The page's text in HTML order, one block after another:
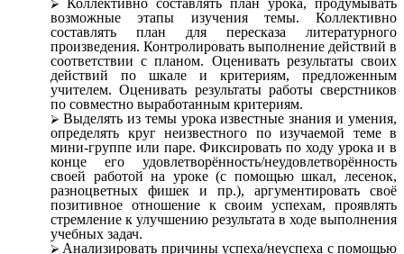
Коллективно составлять план урока, продумывать
возможные этапы изучения темы. Коллективно
составлять план для пересказа литературного
произведения. Контролировать выполнение действий в
соответствии с планом. Оценивать результаты своих
действий по шкале и критериям, предложенным
учителем. Оценивать результаты работы сверстников
по совместно выработанным критериям.
Выделять из темы урока известные знания и умения,
определять круг неизвестного по изучаемой теме в
мини-группе или паре. Фиксировать по ходу урока и в
конце его удовлетворённость/неудовлетворённость
своей работой на уроке (с помощью шкал, лесенок,
разноцветных фишек и пр.), аргументировать своё
позитивное отношение к своим успехам, проявлять
стремление к улучшению результата в ходе выполнения
учебных задач.
Анализировать причины успеха/неуспеха с помощью